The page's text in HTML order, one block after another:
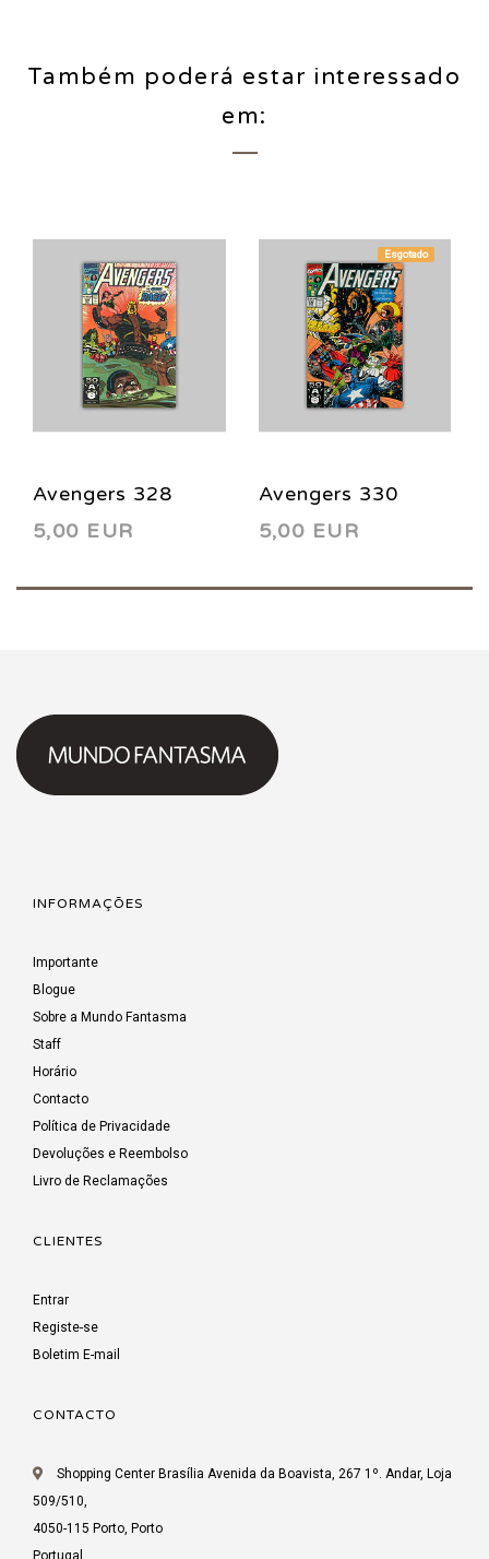
Também poderá estar interessado
em:
Avengers 328
1991
5,00 EUR
Esgotado
Avengers 330
1991
5,00 EUR
INFORMAÇÕES
Importante
Blogue
Sobre a Mundo Fantasma
Staff
Horário
Contacto
Política de Privacidade
Devoluções e Reembolso
Livro de Reclamações
CLIENTES
Entrar
Registe-se
Boletim E-mail
CONTACTO
Shopping Center Brasília Avenida da Boavista, 267 1º. Andar, Loja
509/510,
4050-115 Porto, Porto
Portugal